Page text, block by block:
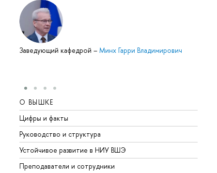
Заведующий кафедрой – Минх Гарри Владимирович
О ВЫШКЕ
Цифры и факты
Руководство и структура
Устойчивое развитие в НИУ ВШЭ
Преподаватели и сотрудники